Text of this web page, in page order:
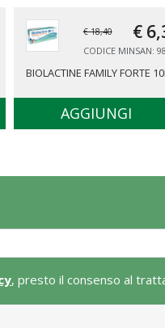
€ 18,40 € 6,
CODICE MINSAN:
BIOLACTINE FAMILY FORTE
AGGIUNGI
, presto il consenso al